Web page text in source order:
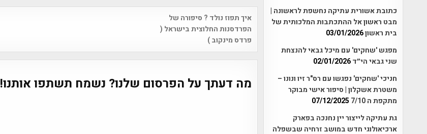
Post
navigation
איך תפוז נולד ? סיפורה של
הפרדסנות החלוצית בישראל (
פרדס מינקוב )
מה דעתך על הפרסום שלנו? נשמח תשתפו אותנו!
כתובת אשורית עתיקה נחשפת לראשונה |
מבט ראשון אל ההתכתבות המלכותית של
בית ראשון03/01/2026
מפגש 'שחקים' עם מיכל גבאי להנצחת
שני גבאי הי״ד02/01/2026
חניכי 'שחקים' נפגשו עם רס"ר זיו ונונו –
משטרת אשקלון | סיפור אישי מבוקר
מתקפת ה 7/10
07/12/2025
גת עתיקה לייצור יין נחנכה בפארק
ארכיאולוגי חדש במושב זרחיה שבשפלה